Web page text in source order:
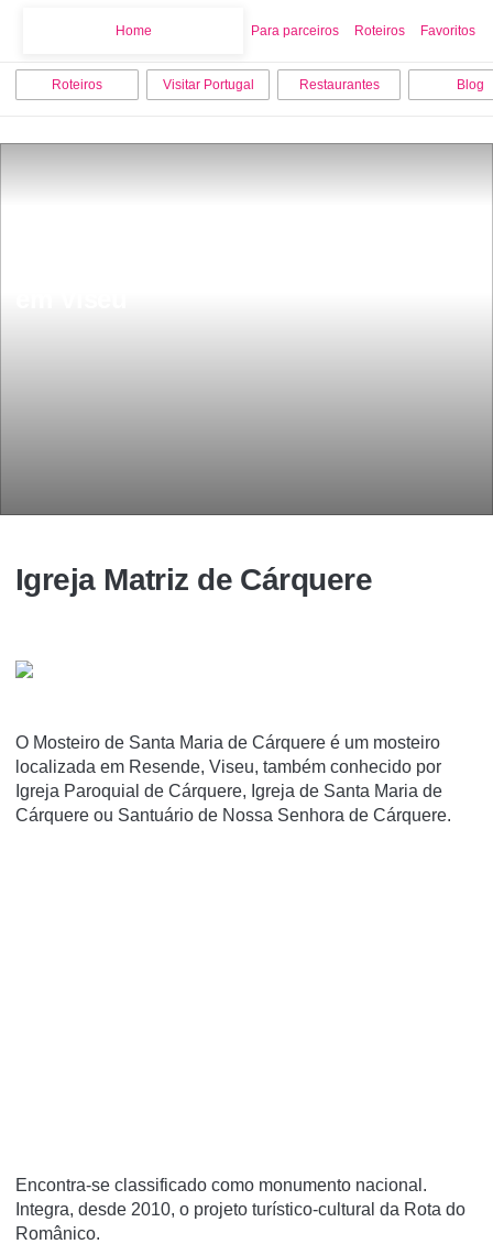
Home Para parceiros Roteiros Favoritos
Roteiros Visitar Portugal Restaurantes Blog
Igreja Matriz de Cárquere
O Mosteiro de Santa Maria de Cárquere é um mosteiro
localizada em Resende, Viseu, também conhecido por
Igreja Paroquial de Cárquere, Igreja de Santa Maria de
Cárquere ou Santuário de Nossa Senhora de Cárquere.
Encontra-se classificado como monumento nacional.
Integra, desde 2010, o projeto turí­stico-cultural da Rota do
Românico.